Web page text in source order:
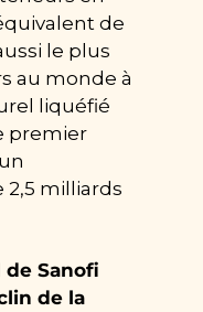
de
le plus
au monde à
liquéfié
premier
milliards
Sanofi
de la